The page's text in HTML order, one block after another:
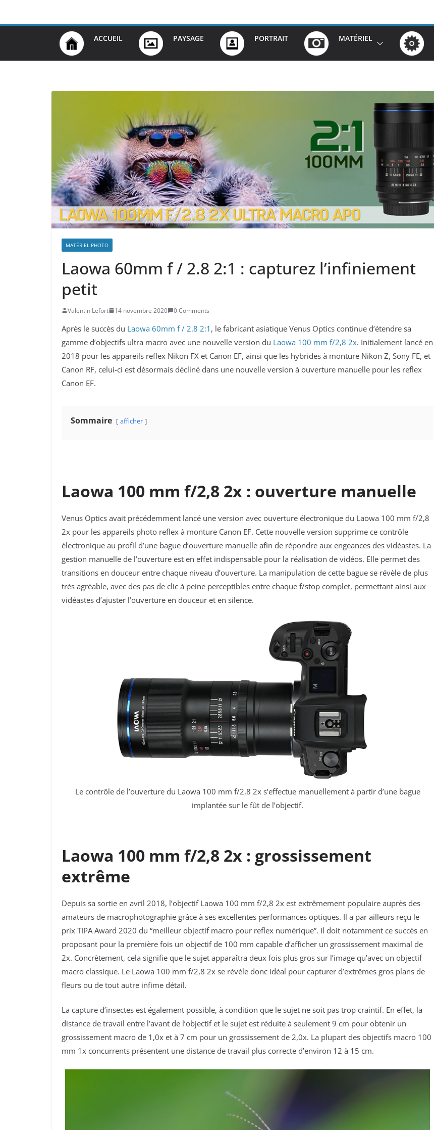
ACCUEIL PAYSAGE PORTRAIT MATÉRIEL
MATÉRIEL PHOTO
Laowa 60mm f / 2.8 2:1 : capturez l’infiniement
petit
Valentin Lefort 14 novembre 2020 0 Comments
Après le succès du Laowa 60mm f / 2.8 2:1 , le fabricant asiatique Venus Optics continue d’étendre sa
gamme d’objectifs ultra macro avec une nouvelle version du Laowa 100 mm f/2,8 2x. Initialement lancé en
2018 pour les appareils reflex Nikon FX et Canon EF, ainsi que les hybrides à monture Nikon Z, Sony FE, et
Canon RF, celui-ci est désormais décliné dans une nouvelle version à ouverture manuelle pour les reflex
Canon EF.
Sommaire afficher
Laowa 100 mm f/2,8 2x : ouverture manuelle
Venus Optics avait précédemment lancé une version avec ouverture électronique du Laowa 100 mm f/2,8
2x pour les appareils photo reflex à monture Canon EF. Cette nouvelle version supprime ce contrôle
électronique au profil d’une bague d’ouverture manuelle afin de répondre aux engeances des vidéastes. La
gestion manuelle de l’ouverture est en effet indispensable pour la réalisation de vidéos. Elle permet des
transitions en douceur entre chaque niveau d’ouverture. La manipulation de cette bague se révèle de plus
très agréable, avec des pas de clic à peine perceptibles entre chaque f/stop complet, permettant ainsi aux
vidéastes d’ajuster l’ouverture en douceur et en silence.
Le contrôle de l’ouverture du Laowa 100 mm f/2,8 2x s’effectue manuellement à partir d’une bague
implantée sur le fût de l’objectif.
Laowa 100 mm f/2,8 2x : grossissement
extrême
Depuis sa sortie en avril 2018, l’objectif Laowa 100 mm f/2,8 2x est extrêmement populaire auprès des
amateurs de macrophotographie grâce à ses excellentes performances optiques. Il a par ailleurs reçu le
prix TIPA Award 2020 du “meilleur objectif macro pour reflex numérique”. Il doit notamment ce succès en
proposant pour la première fois un objectif de 100 mm capable d’afficher un grossissement maximal de
2x. Concrètement, cela signifie que le sujet apparaîtra deux fois plus gros sur l’image qu’avec un objectif
macro classique. Le Laowa 100 mm f/2,8 2x se révèle donc idéal pour capturer d’extrêmes gros plans de
fleurs ou de tout autre infime détail.
La capture d’insectes est également possible, à condition que le sujet ne soit pas trop craintif. En effet, la
distance de travail entre l’avant de l’objectif et le sujet est réduite à seulement 9 cm pour obtenir un
grossissement macro de 1,0x et à 7 cm pour un grossissement de 2,0x. La plupart des objectifs macro 100
mm 1x concurrents présentent une distance de travail plus correcte d’environ 12 à 15 cm.